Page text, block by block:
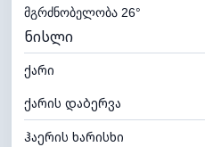
ხილვადობა
განათების ინდექსი
ღრუბლის სიმაღლე
მგრძნობელობა 26°
ნისლი
ქარი
ქარის დაბერვა
ჰაერის ხარისხი